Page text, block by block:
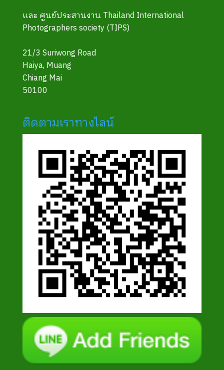
และ ศูนย์ประสานงาน Thailand International
Photographers society (TIPS)
21/3 Suriwong Road
Haiya, Muang
Chiang Mai
50100
ติดตามเราทางไลน์